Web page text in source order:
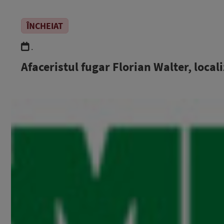
ÎNCHEIAT
.
Afaceristul fugar Florian Walter,